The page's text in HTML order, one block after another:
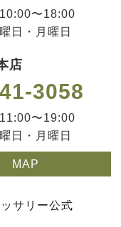
〜18:00
日・月曜日
店
3058
〜19:00
日・月曜日
MAP
サリー公式